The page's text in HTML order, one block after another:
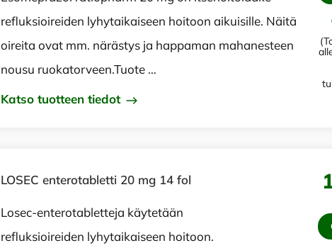
refluksioireiden lyhytaikaiseen hoitoon aikuisille. Näitä
oireita ovat mm. närästys ja happaman mahanesteen
nousu ruokatorveen.Tuote …
Katso tuotteen tiedot
LOSEC enterotabletti 20 mg 14 fol
Losec-enterotabletteja käytetään
refluksioireiden lyhytaikaiseen hoitoon.